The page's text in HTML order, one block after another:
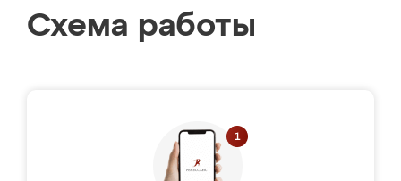
Схема работы